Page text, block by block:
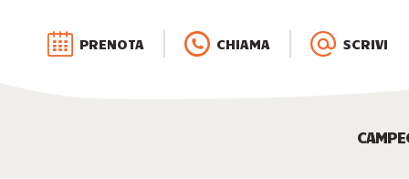
PRENOTA CHIAMA SCRIVI